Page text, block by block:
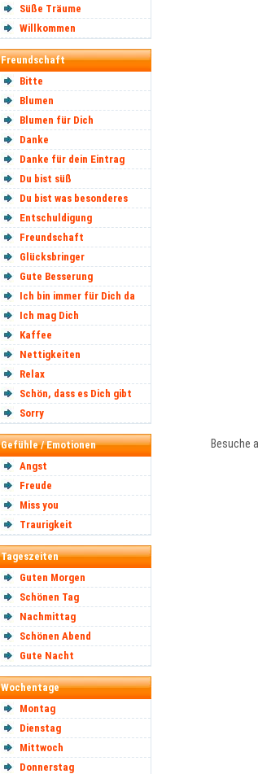
Süße Träume
Willkommen
Freundschaft
Bitte
Blumen
Blumen für Dich
Danke
Danke für dein Eintrag
Du bist süß
Du bist was besonderes
Entschuldigung
Freundschaft
Glücksbringer
Gute Besserung
Ich bin immer für Dich da
Ich mag Dich
Kaffee
Nettigkeiten
Relax
Schön, dass es Dich gibt
Sorry
Gefühle / Emotionen
Angst
Freude
Miss you
Traurigkeit
Tageszeiten
Guten Morgen
Schönen Tag
Nachmittag
Schönen Abend
Gute Nacht
Wochentage
Montag
Dienstag
Mittwoch
Donnerstag
Besuche